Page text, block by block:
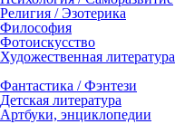
Религия / Эзотерика
Философия
Фотоискусство
Художественная литература
Фантастика / Фэнтези
Детская литература
Артбуки, энциклопедии